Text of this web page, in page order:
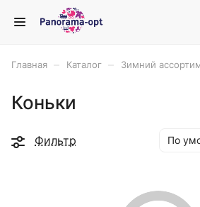
Главная Каталог Зимний
Коньки
Фильтр